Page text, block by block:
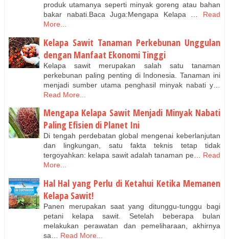
produk utamanya seperti minyak goreng atau bahan
bakar nabati.Baca Juga:Mengapa Kelapa …
Read
More...
Kelapa Sawit Tanaman Perkebunan Unggulan
dengan Manfaat Ekonomi Tinggi
Kelapa sawit merupakan salah satu tanaman
perkebunan paling penting di Indonesia. Tanaman ini
menjadi sumber utama penghasil minyak nabati y…
Read More...
Mengapa Kelapa Sawit Menjadi Minyak Nabati
Paling Efisien di Planet Ini
Di tengah perdebatan global mengenai keberlanjutan
dan lingkungan, satu fakta teknis tetap tidak
tergoyahkan: kelapa sawit adalah tanaman pe… Read
More...
Hal Hal yang Perlu di Ketahui Ketika Memanen
Kelapa Sawit!
Panen merupakan saat yang ditunggu-tunggu bagi
petani kelapa sawit. Setelah beberapa bulan
melakukan perawatan dan pemeliharaan, akhirnya
sa…
Read More...